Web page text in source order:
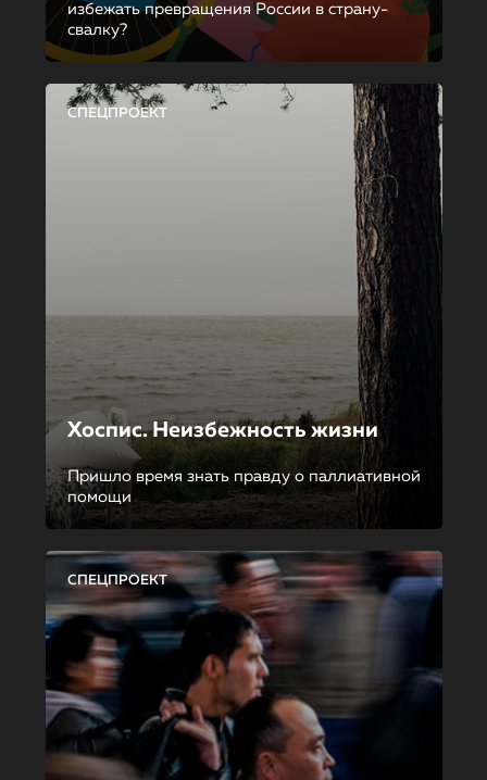
избежать превращения России в страну-
свалку?
СПЕЦПРОЕКТ
Хоспис. Неизбежность жизни
Пришло время знать правду о паллиативной
помощи
СПЕЦПРОЕКТ